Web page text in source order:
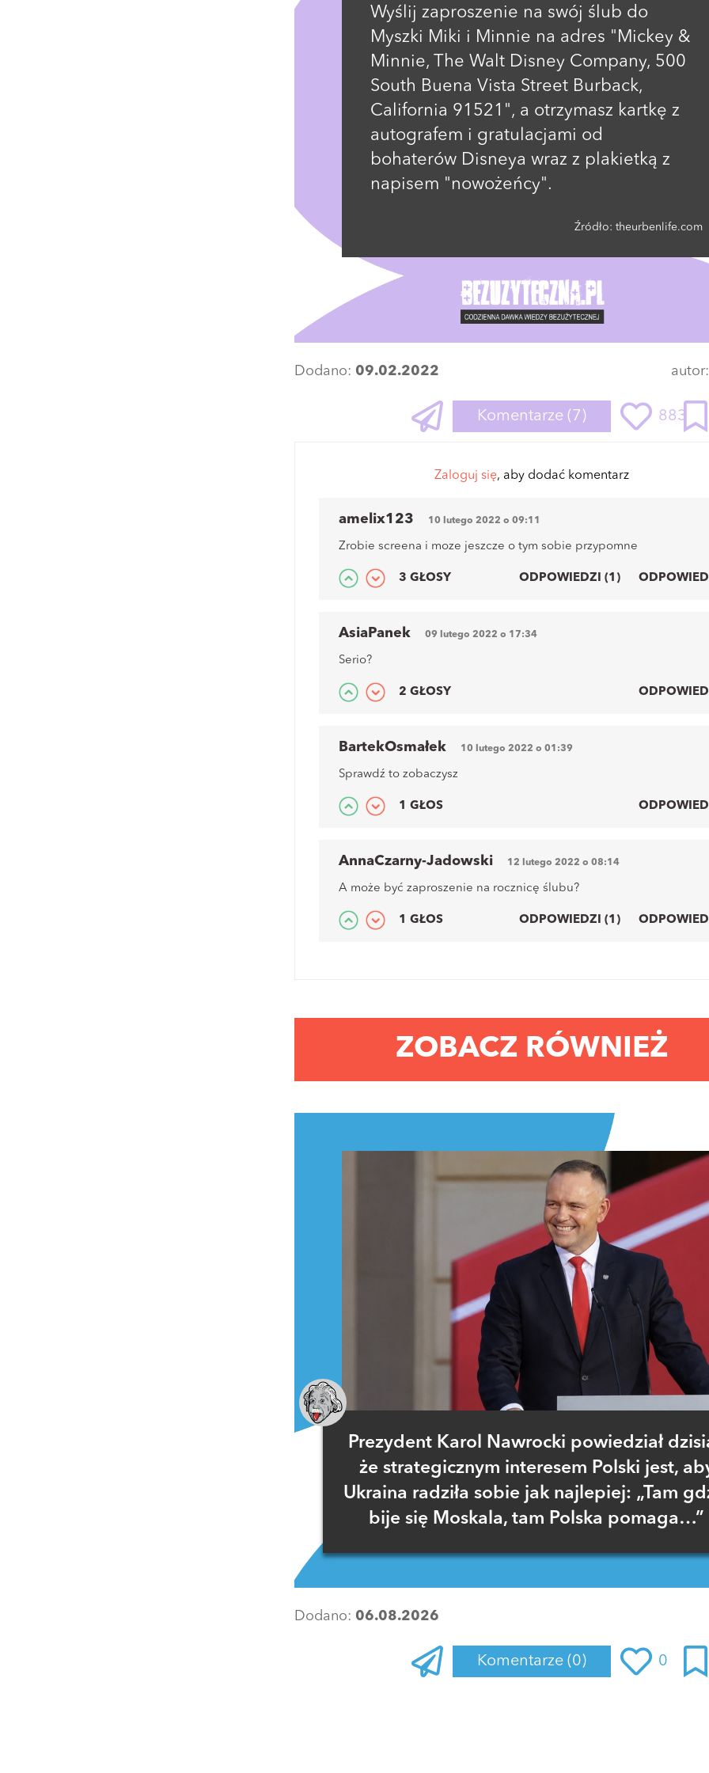
Wyślij zaproszenie na swój ślub do
Myszki Miki i Minnie na adres "Mickey &
Minnie, The Walt Disney Company, 500
South Buena Vista Street Burback,
California 91521", a otrzymasz kartkę z
autografem i gratulacjami od
bohaterów Disneya wraz z plakietką z
napisem "nowożeńcy".
Źródło: theurbenlife.com
Dodano: 09.02.2022
Komentarze (7) 883
Zaloguj się, aby dodać komentarz
amelix123 10 lutego 2022 o 09:11
Zrobie screena i moze jeszcze o tym sobie przypomne
ODPOWIEDZI (1)
3 GŁOSY
AsiaPanek 09 lutego 2022 o 17:34
Serio?
2 GŁOSY
BartekOsmałek 10 lutego 2022 o 01:39
Sprawdź to zobaczysz
1 GŁOS
AnnaCzarny-Jadowski 12 lutego 2022 o 08:14
A może być zaproszenie na rocznicę ślubu?
ODPOWIEDZI (1)
1 GŁOS
ZOBACZ RÓWNIEŻ
Prezydent Karol Nawrocki powiedział
że strategicznym interesem Polski jest,
Ukraina radziła sobie jak najlepiej: „Tam
bije się Moskala, tam Polska pomaga…”
Dodano: 06.08.2026
Komentarze (0) 0